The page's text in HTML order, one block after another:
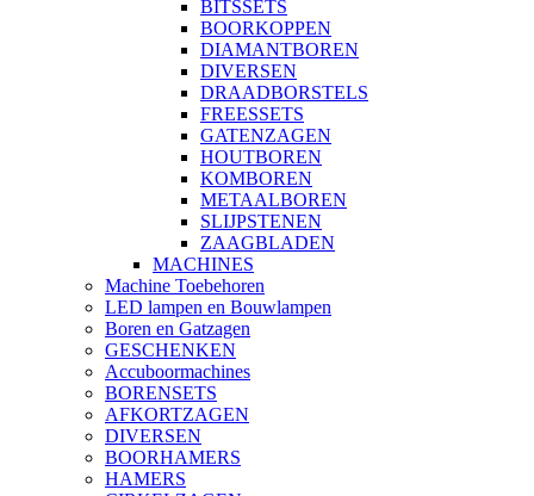
BITSSETS
BOORKOPPEN
DIAMANTBOREN
DIVERSEN
DRAADBORSTELS
FREESSETS
GATENZAGEN
HOUTBOREN
KOMBOREN
METAALBOREN
SLIJPSTENEN
ZAAGBLADEN
MACHINES
Machine Toebehoren
LED lampen en Bouwlampen
Boren en Gatzagen
GESCHENKEN
Accuboormachines
BORENSETS
AFKORTZAGEN
DIVERSEN
BOORHAMERS
HAMERS